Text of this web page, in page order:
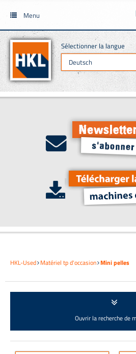
Sélectionner la langue
HKL-Used Matériel tp d'occasion Mini pelles
Ouvrir la recherche de
Menu